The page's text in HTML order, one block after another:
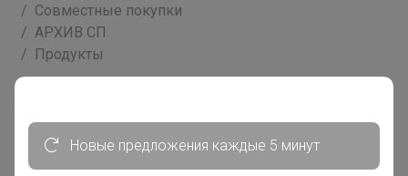
Совместные покупки
АРХИВ СП
Продукты
для кондитеров и любителей
вкусно поесть!
Новые предложения каждые 5 минут